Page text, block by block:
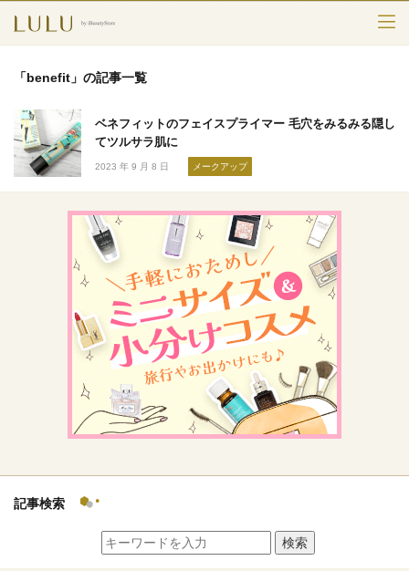
スキンケア
メークアップ
エイジングケア
フレグランス
ボディ＆ヘア
ライフスタイル
検索
「benefit」の記事一覧
ベネフィットのフェイスプライマー 毛穴をみるみる隠し
てツルサラ肌に
2023 年 9 月 8 日 メークアップ
記事検索
検索